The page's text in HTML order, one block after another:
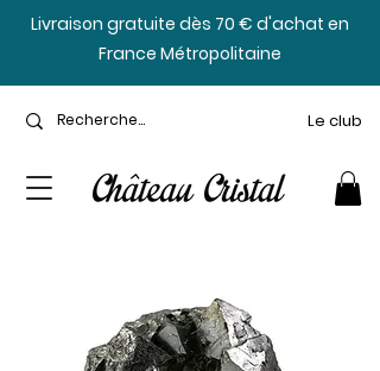
​Livraison gratuite dès 70 € d'achat en
France Métropolitaine
Le club